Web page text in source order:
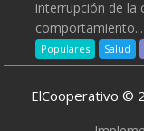
interrupción de la
comportamiento...
Populares Salud
ElCooperativo ©